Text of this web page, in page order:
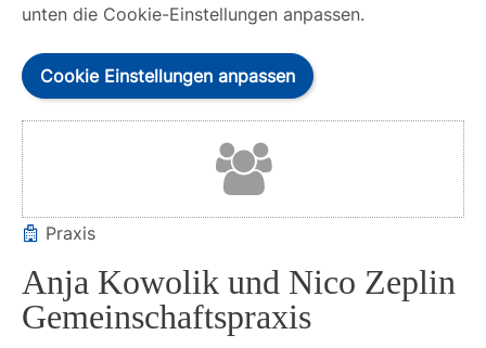
unten die Cookie-Einstellungen anpassen.
Cookie Einstellungen anpassen
Praxis
Anja Kowolik und Nico Zeplin
Gemeinschaftspraxis